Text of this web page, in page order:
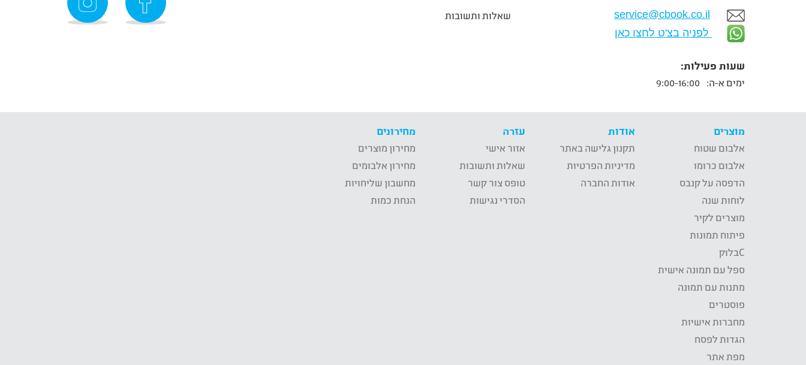
service@cbook.co.il
לפניה בצ'ט לחצו כאן
שעות פעילות:
ימים א-ה:
שאלות ותשובות
מוצרים
אלבום שטוח
אלבום כרומו
הדפסה על קנבס
לוחות שנה
מוצרים לקיר
פיתוח תמונות
Cבלוק
ספל עם תמונה אישית
מתנות עם תמונה
פוסטרים
מחברות אישיות
הגדות לפסח
מפת אתר
אודות
תקנון גלישה באתר
מדיניות הפרטיות
אודות החברה
עזרה
אזור אישי
שאלות ותשובות
טופס צור קשר
הסדרי נגישות
מחירונים
מחירון מוצרים
מחירון אלבומים
מחשבון שליחויות
הנחת כמות